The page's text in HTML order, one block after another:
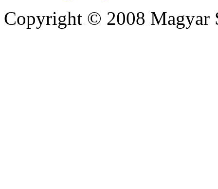
Copyright © 2008 Magyar